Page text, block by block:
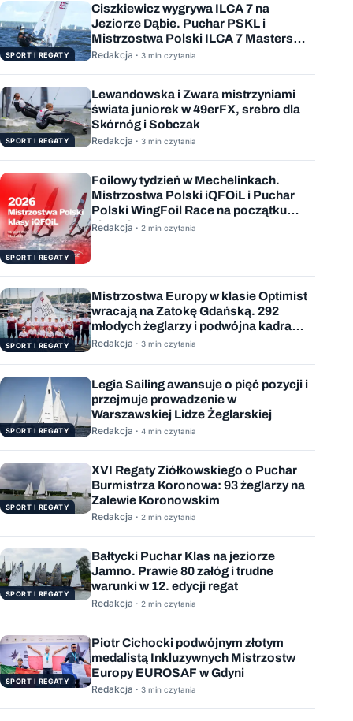
SPORT I REGATY
Ciszkiewicz wygrywa ILCA 7 na
Jeziorze Dąbie. Puchar PSKL i
Mistrzostwa Polski ILCA 7 Masters
rozstrzygnięte
Redakcja · 3 min czytania
SPORT I REGATY
Lewandowska i Zwara mistrzyniami
świata juniorek w 49erFX, srebro dla
Skórnóg i Sobczak
Redakcja · 3 min czytania
SPORT I REGATY
Foilowy tydzień w Mechelinkach.
Mistrzostwa Polski iQFOiL i Puchar
Polski WingFoil Race na początku
sierpnia
Redakcja · 2 min czytania
SPORT I REGATY
Mistrzostwa Europy w klasie Optimist
wracają na Zatokę Gdańską. 292
młodych żeglarzy i podwójna kadra
Polski
Redakcja · 3 min czytania
SPORT I REGATY
Legia Sailing awansuje o pięć pozycji i
przejmuje prowadzenie w
Warszawskiej Lidze Żeglarskiej
Redakcja · 4 min czytania
SPORT I REGATY
XVI Regaty Ziółkowskiego o Puchar
Burmistrza Koronowa: 93 żeglarzy na
Zalewie Koronowskim
Redakcja · 2 min czytania
SPORT I REGATY
Bałtycki Puchar Klas na jeziorze
Jamno. Prawie 80 załóg i trudne
warunki w 12. edycji regat
Redakcja · 2 min czytania
SPORT I REGATY
Piotr Cichocki podwójnym złotym
medalistą Inkluzywnych Mistrzostw
Europy EUROSAF w Gdyni
Redakcja · 3 min czytania